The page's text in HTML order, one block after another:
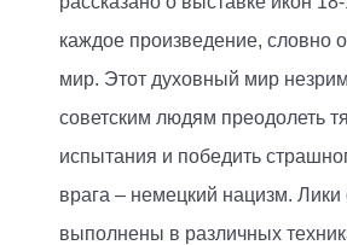
каждое произведение, словно
мир. Этот духовный мир
советским людям преодолеть
испытания и победить
врага – немецкий нацизм. Лики
выполнены в различных